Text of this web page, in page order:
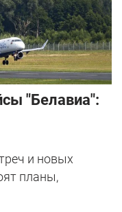
"Белавиа":
и новых
планы,